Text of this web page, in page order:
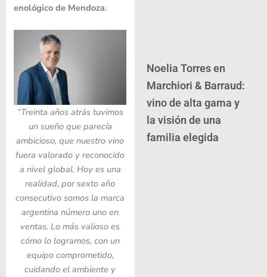
enológico de Mendoza.
“Treinta años atrás tuvimos
un sueño que parecía
ambicioso, que nuestro vino
fuera valorado y reconocido
a nivel global. Hoy es una
realidad, por sexto año
consecutivo somos la marca
argentina número uno en
ventas. Lo más valioso es
cómo lo logramos, con un
equipo comprometido,
cuidando el ambiente y
Noelia Torres en
Marchiori & Barraud:
vino de alta gama y
la visión de una
familia elegida